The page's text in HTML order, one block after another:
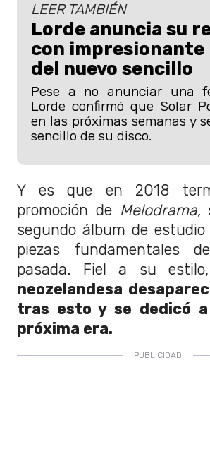
LEER TAMBIÉN
Lorde anuncia su
con
del nuevo sencillo
Pese a no anunciar una
Lorde confirmó que Solar
en las próximas semanas y
sencillo de su disco.
Y es que en 2018
promoción de Melodrama,
segundo álbum de
piezas fundamentales
pasada. Fiel a su
neozelandesa
tras esto y se dedicó
próxima era.